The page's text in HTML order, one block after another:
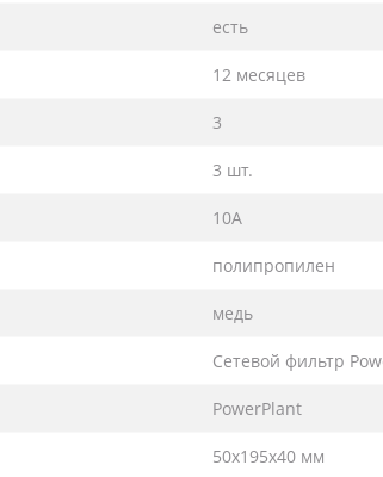
есть
12 месяцев
3
3 шт.
10А
полипропилен
медь
Сетевой фильтр
PowerPlant
50x195x40 мм